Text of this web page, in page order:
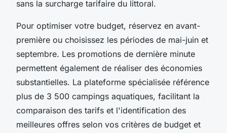
sans la surcharge tarifaire du littoral.
Pour optimiser votre budget, réservez en avant-
première ou choisissez les périodes de mai-juin et
septembre. Les promotions de dernière minute
permettent également de réaliser des économies
substantielles. La plateforme spécialisée référence
plus de 3 500 campings aquatiques, facilitant la
comparaison des tarifs et l'identification des
meilleures offres selon vos critères de budget et